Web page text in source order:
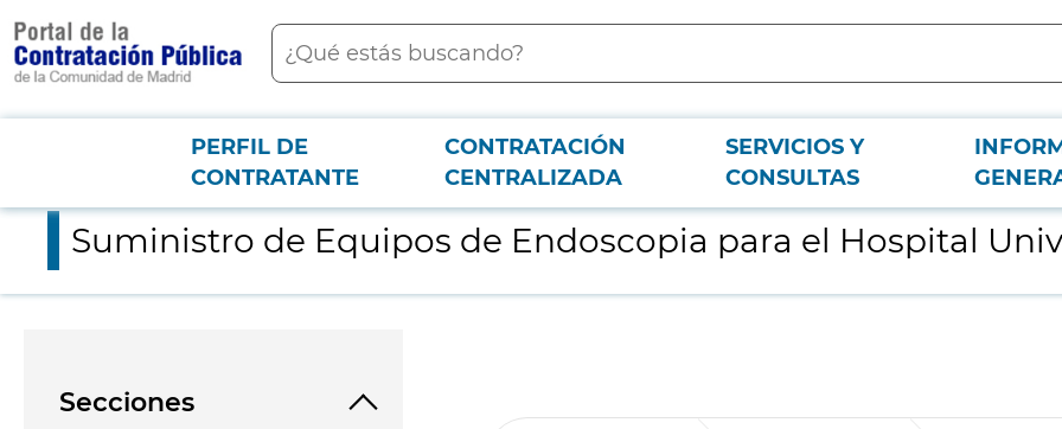
contenido
principal
Buscar
Menú PCON
PERFIL DE
CONTRATANTE
CONTRATACIÓN
CENTRALIZADA
SERVICIOS Y
CONSULTAS
Suministro de Equipos de Endoscopia para el Hospital Universitario del Tajo.
Suministro de Equipos de Endoscopia para el Hospital
Secciones